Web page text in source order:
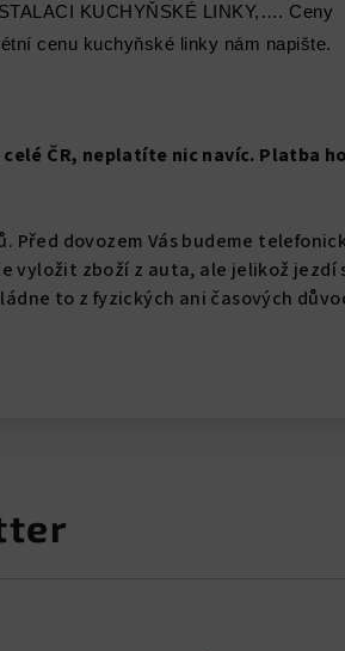
KUCHYŇSKÉ LINKY,…. Ceny
cenu kuchyňské linky nám napište.
ČR, neplatíte nic navíc. Platba
Před dovozem Vás budeme
vyložit zboží z auta, ale jelikož jezdí
to z fyzických ani časových